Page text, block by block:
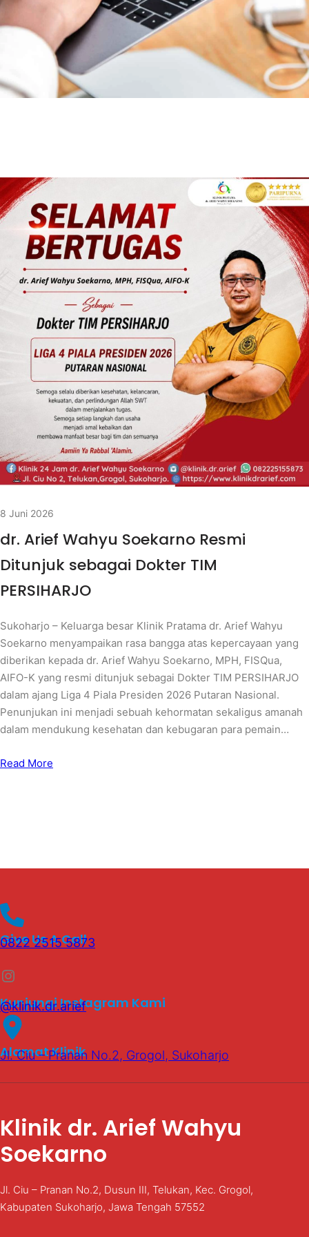
8 Juni 2026
dr. Arief Wahyu Soekarno Resmi
Ditunjuk sebagai Dokter TIM
PERSIHARJO
Sukoharjo – Keluarga besar Klinik Pratama dr. Arief Wahyu
Soekarno menyampaikan rasa bangga atas kepercayaan yang
diberikan kepada dr. Arief Wahyu Soekarno, MPH, FISQua,
AIFO-K yang resmi ditunjuk sebagai Dokter TIM PERSIHARJO
dalam ajang Liga 4 Piala Presiden 2026 Putaran Nasional.
Penunjukan ini menjadi sebuah kehormatan sekaligus amanah
dalam mendukung kesehatan dan kebugaran para pemain…
Read More
Give Us A Call
0822 2515 5873
Instagram
Kunjungi Instagram Kami
@klinik.dr.arief
Alamat Klinik
Jl. Ciu – Pranan No.2, Grogol, Sukoharjo
Klinik dr. Arief Wahyu
Soekarno
Jl. Ciu – Pranan No.2, Dusun III, Telukan, Kec. Grogol,
Kabupaten Sukoharjo, Jawa Tengah 57552